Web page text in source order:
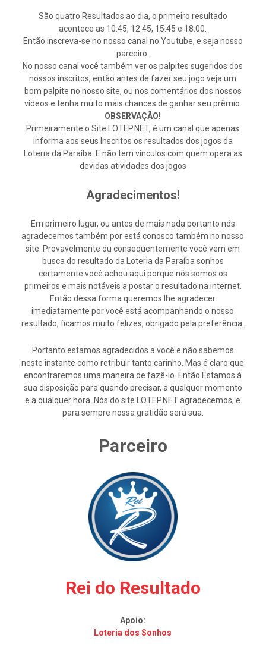
São quatro Resultados ao dia, o primeiro resultado
acontece as 10:45, 12:45, 15:45 e 18:00.
Então inscreva-se no nosso canal no Youtube, e seja nosso
parceiro.
No nosso canal você também ver os palpites sugeridos dos
nossos inscritos, então antes de fazer seu jogo veja um
bom palpite no nosso site, ou nos comentários dos nossos
vídeos e tenha muito mais chances de ganhar seu prêmio.
OBSERVAÇÃO!
Primeiramente o Site LOTEP.NET, é um canal que apenas
informa aos seus Inscritos os resultados dos jogos da
Loteria da Paraíba. E não tem vínculos com quem opera as
devidas atividades dos jogos
Agradecimentos!
Em primeiro lugar, ou antes de mais nada portanto nós
agradecemos também por está conosco também no nosso
site. Provavelmente ou consequentemente você vem em
busca do resultado da Loteria da Paraíba sonhos
certamente você achou aqui porque nós somos os
primeiros e mais notáveis a postar o resultado na internet.
Então dessa forma queremos lhe agradecer
imediatamente por você está acompanhando o nosso
resultado, ficamos muito felizes, obrigado pela preferência.
Portanto estamos agradecidos a você e não sabemos
neste instante como retribuir tanto carinho. Mas é claro que
encontraremos uma maneira de fazê-lo. Então Estamos à
sua disposição para quando precisar, a qualquer momento
e a qualquer hora. Nós do site LOTEP.NET agradecemos, e
para sempre nossa gratidão será sua.
Parceiro
Rei do Resultado
Apoio:
Loteria dos Sonhos